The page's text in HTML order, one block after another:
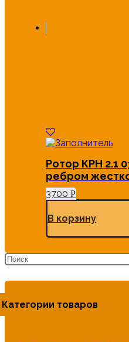
Ротор КРН 2.1
ребром
3700 Р
В корзину
Категории товаров